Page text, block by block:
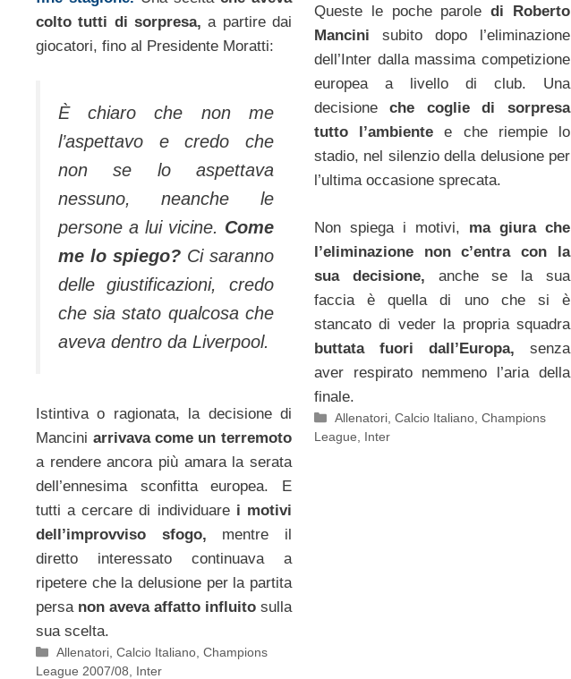
colto tutti di sorpresa, a partire dai
giocatori, fino al Presidente Moratti:
È chiaro che non me
l’aspettavo e credo che
non se lo aspettava
nessuno, neanche le
persone a lui vicine. Come
me lo spiego? Ci saranno
delle giustificazioni, credo
che sia stato qualcosa che
aveva dentro da Liverpool.
Istintiva o ragionata, la decisione di
Mancini arrivava come un terremoto
a rendere ancora più amara la serata
dell’ennesima sconfitta europea. E
tutti a cercare di individuarei motivi
dell’improvviso sfogo, mentre il
diretto interessato continuava a
ripetere che la delusione per la partita
persa non aveva affatto influito sulla
sua scelta.
Categorie
Allenatori ,Calcio Italiano ,Champions
League 2007/08
Inter
Queste le poche paroledi Roberto
Mancini subito dopo l’eliminazione
dell’Inter dalla massima competizione
europea a livello di club. Una
decisioneche coglie di sorpresa
tutto l’ambientee che riempie lo
stadio, nel silenzio della delusione per
l’ultima occasione sprecata.
Non spiega i motivi, ma giura che
l’eliminazione non c’entra con la
sua decisione, anche se la sua
faccia è quella di uno che si è
stancato di veder la propria squadra
buttata fuori dall’Europa, senza
aver respirato nemmeno l’aria della
finale.
Categorie
Allenatori ,Calcio Italiano ,Champions
League
Inter